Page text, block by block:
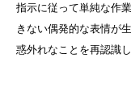
指示に従って単純な作
きない偶発的な表情が
惑外れなことを再認識